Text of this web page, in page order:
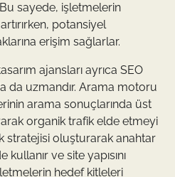
sayede, işletmelerin
potansiyel
erişim sağlarlar.
ajansları ayrıca SEO
da uzmandır. Arama motoru
arama sonuçlarında üst
organik trafik elde etmeyi
stratejisi oluşturarak anahtar
ve site yapısını
hedef kitleleri